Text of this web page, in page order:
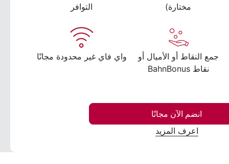
مختارة)
التوافر
جمع النقاط أو الأميال أو
نقاط BahnBonus
واي فاي غير محدودة مجانًا
انضم الآن مجانًا
اعرف المزيد